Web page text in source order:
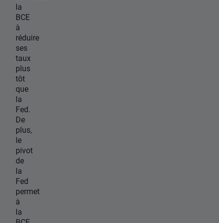
la
BCE
à
réduire
ses
taux
plus
tôt
que
la
Fed.
De
plus,
le
pivot
de
la
Fed
permet
à
la